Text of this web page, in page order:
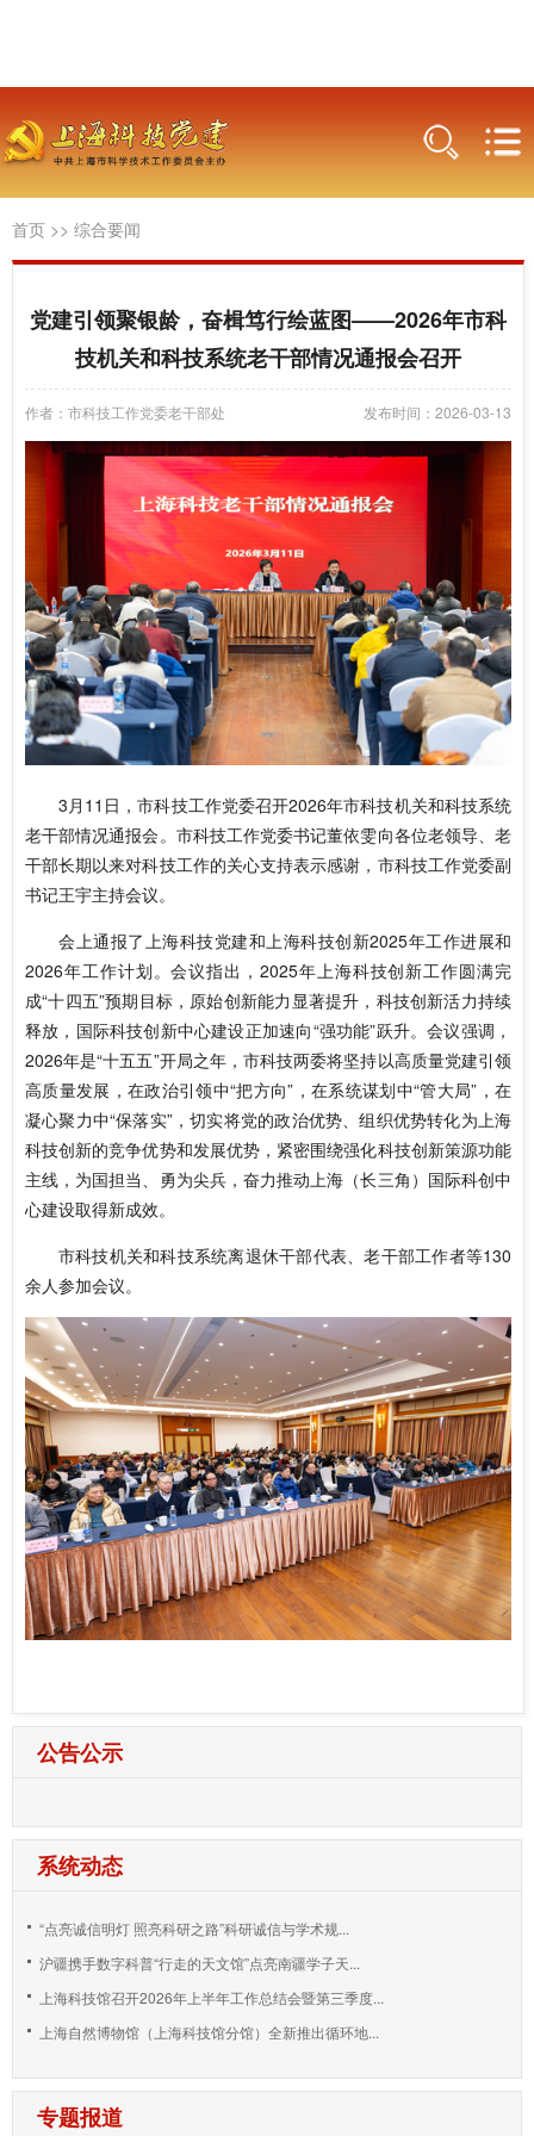
首页 >> 综合要闻
党建引领聚银龄，奋楫笃行绘蓝图——2026年市科
技机关和科技系统老干部情况通报会召开
作者：市科技工作党委老干部处 发布时间：2026-03-13
3月11日，市科技工作党委召开2026年市科技机关和科技系统
老干部情况通报会。市科技工作党委书记董依雯向各位老领导、老
干部长期以来对科技工作的关心支持表示感谢，市科技工作党委副
书记王宇主持会议。
会上通报了上海科技党建和上海科技创新2025年工作进展和
2026年工作计划。会议指出，2025年上海科技创新工作圆满完
成“十四五”预期目标，原始创新能力显著提升，科技创新活力持续
释放，国际科技创新中心建设正加速向“强功能”跃升。会议强调，
2026年是“十五五”开局之年，市科技两委将坚持以高质量党建引领
高质量发展，在政治引领中“把方向”，在系统谋划中“管大局”，在
凝心聚力中“保落实”，切实将党的政治优势、组织优势转化为上海
科技创新的竞争优势和发展优势，紧密围绕强化科技创新策源功能
主线，为国担当、勇为尖兵，奋力推动上海（长三角）国际科创中
心建设取得新成效。
市科技机关和科技系统离退休干部代表、老干部工作者等130
余人参加会议。
公告公示
系统动态
“点亮诚信明灯 照亮科研之路”科研诚信与学术规...
沪疆携手数字科普“行走的天文馆”点亮南疆学子天...
上海科技馆召开2026年上半年工作总结会暨第三季度...
上海自然博物馆（上海科技馆分馆）全新推出循环地...
专题报道